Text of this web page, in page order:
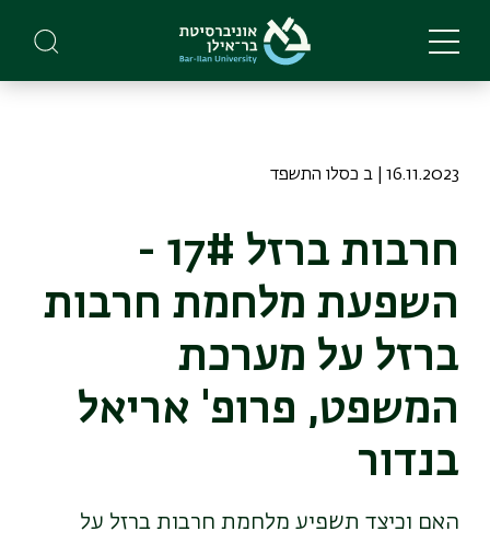
main
16.11.2023 | ב כסלו התשפד
חרבות ברזל 17# -
השפעת מלחמת חרבות
ברזל על מערכת
המשפט, פרופ' אריאל
בנדור
האם וכיצד תשפיע מלחמת חרבות ברזל על